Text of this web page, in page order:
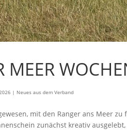
MEER
| Neues aus dem Verband
mit den Ranger ans Meer
zunächst kreativ